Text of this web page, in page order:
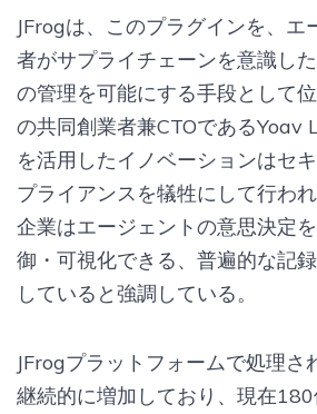
JFrogは、このプラグインを、エ
者がサプライチェーンを意識し
の管理を可能にする手段として
の共同創業者兼CTOであるYoav
を活用したイノベーションはセ
プライアンスを犠牲にして行われ
企業はエージェントの意思決定
御・可視化できる、普遍的な記
していると強調している。
JFrogプラットフォームで処理さ
継続的に増加しており、現在